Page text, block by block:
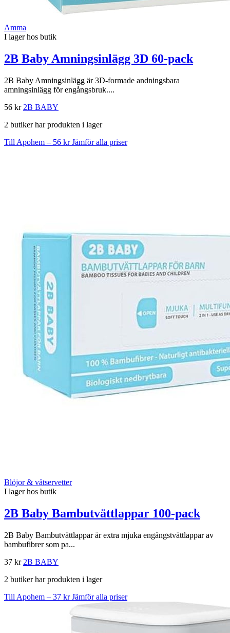
Amma
I lager hos butik
2B Baby Amningsinlägg 3D 60-pack
2B Baby Amningsinlägg är 3D-formade andningsbara
amningsinlägg för engångsbruk....
56 kr 2B BABY
2 butiker har produkten i lager
Till Apohem – 56 krJämför alla priser
Blöjor & våtservetter
I lager hos butik
2B Baby Bambutvättlappar 100-pack
2B Baby Bambutvättlappar är extra mjuka engångstvättlappar av
bambufibrer som pa...
37 kr 2B BABY
2 butiker har produkten i lager
Till Apohem – 37 krJämför alla priser